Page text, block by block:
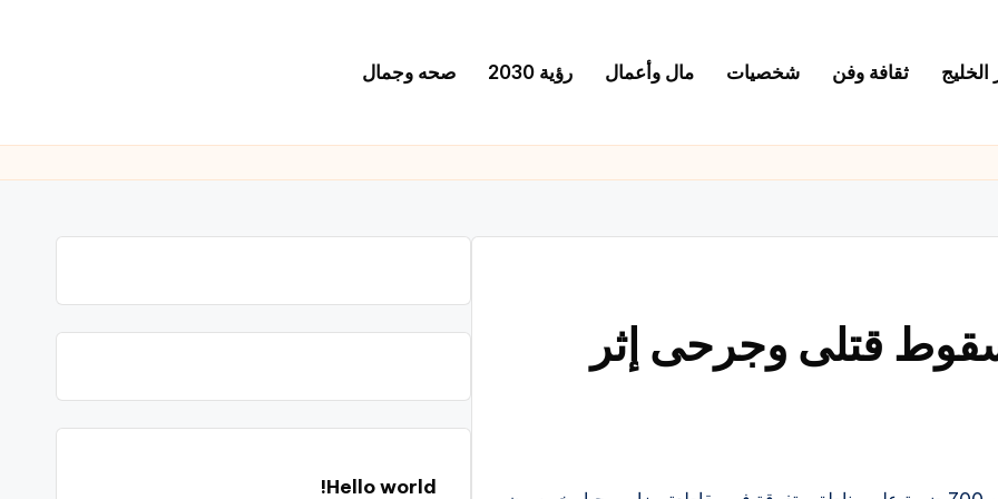
الخليج ثقافة وفن شخصيات مال وأعمال رؤية 2030 صحه وجمال
قتلى وجرحى إثر
Hello world!